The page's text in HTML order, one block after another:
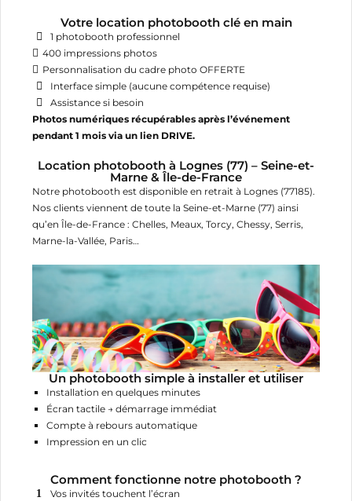
Votre location photobooth clé en main
1 photobooth professionnel
400 impressions photos
Personnalisation du cadre photo OFFERTE
Interface simple (aucune compétence requise)
Assistance si besoin
Photos numériques récupérables après l’événement
pendant 1 mois via un lien DRIVE.
Location photobooth à Lognes (77) – Seine-et-
Marne & Île-de-France
Notre photobooth est disponible en retrait à Lognes (77185).
Nos clients viennent de toute la Seine-et-Marne (77) ainsi
qu’en Île-de-France : Chelles, Meaux, Torcy, Chessy, Serris,
Marne-la-Vallée, Paris…
Un photobooth simple à installer et utiliser
Installation en quelques minutes
Écran tactile → démarrage immédiat
Compte à rebours automatique
Impression en un clic
Comment fonctionne notre photobooth ?
Vos invités touchent l’écran
MES LISTES
add_circle_outlineCréer une nouvelle liste
CRÉER UNE LISTE D'ENVIES
NOM DE LA LISTE D'ENVIES
Annuler Créer une liste d'envies
CONNEXION
Vous devez être connecté pour ajouter des produits
à votre liste d'envies.
Annuler Connexion